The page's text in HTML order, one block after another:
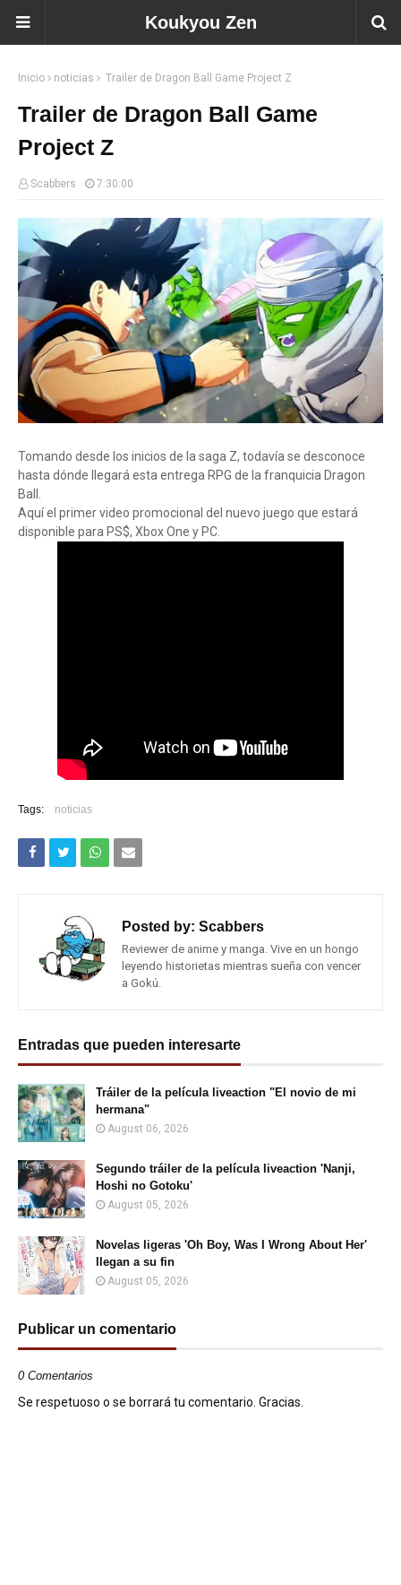
Koukyou Zen
Inicio noticias Trailer de Dragon Ball Game Project Z
Trailer de Dragon Ball Game
Project Z
Scabbers 7:30:00
Tomando desde los inicios de la saga Z, todavía se desconoce
hasta dónde llegará esta entrega RPG de la franquicia Dragon
Ball.
Aquí el primer video promocional del nuevo juego que estará
disponible para PS$, Xbox One y PC.
Tags: noticias
Posted by: Scabbers
Reviewer de anime y manga. Vive en un hongo
leyendo historietas mientras sueña con vencer
a Gokú.
Entradas que pueden interesarte
Tráiler de la película liveaction "El novio de mi
hermana"
August 06, 2026
Segundo tráiler de la película liveaction 'Nanji,
Hoshi no Gotoku'
August 05, 2026
Novelas ligeras 'Oh Boy, Was I Wrong About Her'
llegan a su fin
August 05, 2026
Publicar un comentario
0 Comentarios
Se respetuoso o se borrará tu comentario. Gracias.